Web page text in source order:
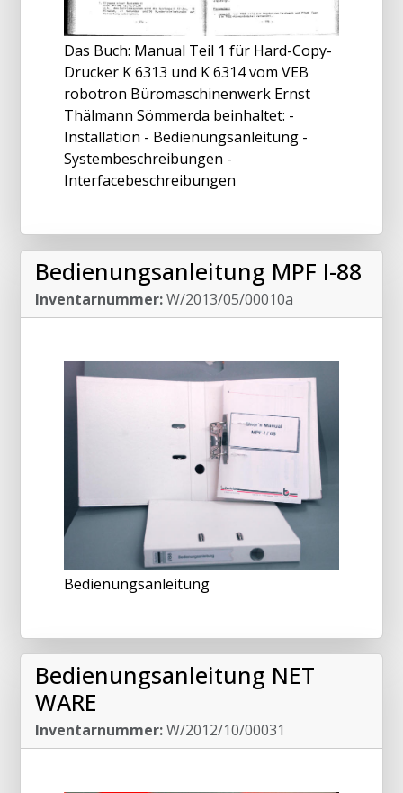
Das Buch: Manual Teil 1 für Hard-Copy-
Drucker K 6313 und K 6314 vom VEB
robotron Büromaschinenwerk Ernst
Thälmann Sömmerda beinhaltet: -
Installation - Bedienungsanleitung -
Systembeschreibungen -
Interfacebeschreibungen
Bedienungsanleitung MPF I-88
Inventarnummer:W/2013/05/00010a
Bedienungsanleitung
Bedienungsanleitung NET
WARE
Inventarnummer:W/2012/10/00031